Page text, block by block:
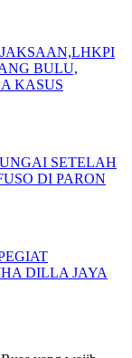
BULU,
KASUS
SETELAH
DI PARON
DILLA JAYA